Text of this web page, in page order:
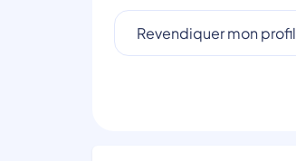
Revendiquer mon profil